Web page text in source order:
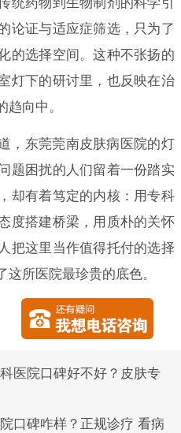
论证与适应症筛选，只为了
的选择空间。这种不张扬的
灯下的研讨里，也反映在治
向中。
，东莞莞南皮肤病医院的灯
题困扰的人们留着一份踏实
却有着笃定的内核：用专科
度搭建桥梁，用质朴的关怀
把这里当作值得托付的选择
所医院最珍贵的底色。
医院口碑好不好？皮肤专
口碑咋样？正规诊疗 看病